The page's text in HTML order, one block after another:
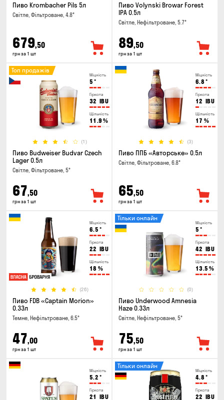
Пиво Krombacher Pils 5л
Світле, Фільтроване, 4.8°
679,50
грн за 1 шт
Пиво Volynski Browar Forest
IPA 0.5л
Світле, Нефільтроване, 5.7°
89,50
грн за 1 шт
Міцність
5 °
Гіркота
32 IBU
Щільність
11.9 %
(1)
Топ продажів
Пиво Budweiser Budvar Czech
Lager 0.5л
Світле, Фільтроване, 5°
67,50
грн за 1 шт
Міцність
6.8 °
Гіркота
12 IBU
Щільність
17 %
(3)
Пиво ППБ «Авторське» 0.5л
Світле, Фільтроване, 6.8°
65,50
грн за 1 шт
Міцність
6.5 °
Гіркота
22 IBU
Щільність
18 %
(26)
Пиво FDB «Captain Morion»
0.33л
Темне, Нефільтроване, 6.5°
47,00
грн за 1 шт
Міцність
5 °
Гіркота
42 IBU
Щільність
13.5 %
(0)
Тільки онлайн
Пиво Underwood Amnesia
Haze 0.33л
Світле, Нефільтроване, 5°
75,50
грн за 1 шт
Міцність
5.2 °
Гіркота
21 IBU
Міцність
4.8 °
Гіркота
22 IBU
Тільки онлайн